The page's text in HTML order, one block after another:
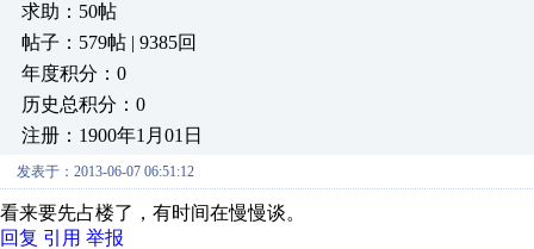
求助：50帖
帖子：579帖 | 9385回
年度积分：0
历史总积分：0
注册：1900年1月01日
发表于：2013-06-07 06:51:12
看来要先占楼了，有时间在慢慢谈。
回复 引用 举报